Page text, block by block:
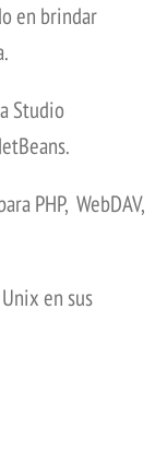
en brindar
Studio
PHP, WebDAV,
en sus